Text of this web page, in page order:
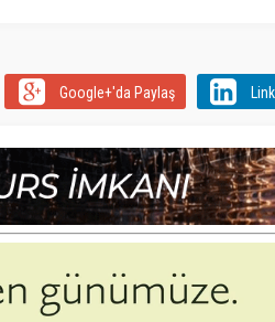
Google+'da Paylaş